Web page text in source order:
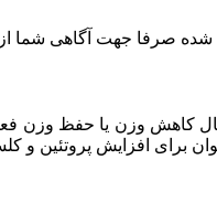
صرفا جهت آگاهی شما
کاهش وزن یا حفظ وزن
برای افزایش پروتئین و